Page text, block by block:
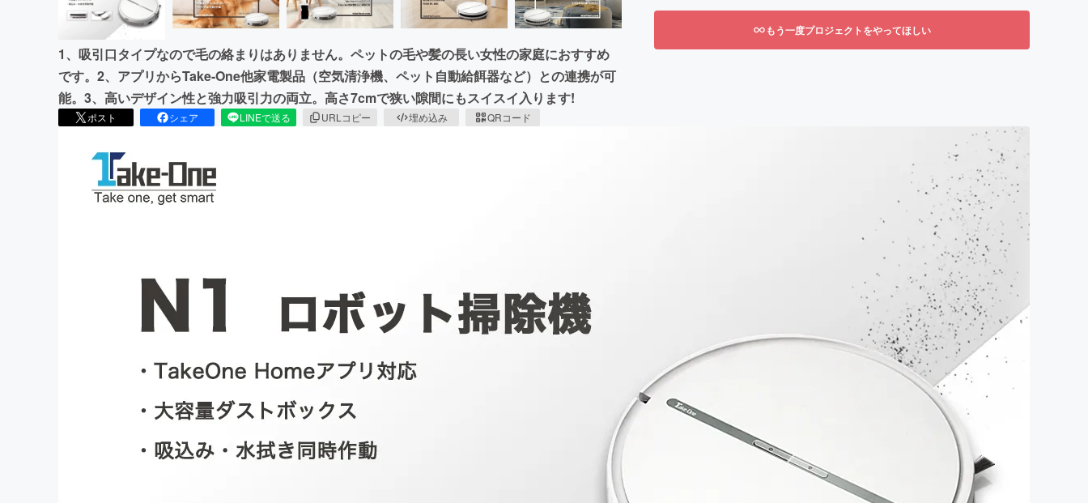
1、吸引口タイプなので毛の絡まりはありません。ペットの毛や髪の長い女性の家庭におすすめ
です。2、アプリからTake-One他家電製品（空気清浄機、ペット自動給餌器など）との連携が可
能。3、高いデザイン性と強力吸引力の両立。高さ7cmで狭い隙間にもスイスイ入ります!
ポスト シェア LINEで送る URLコピー 埋め込み QRコード
もう一度プロジェクトをやってほしい